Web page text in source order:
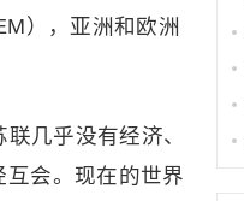
），亚洲和欧洲
几乎没有经济、
会。现在的世界